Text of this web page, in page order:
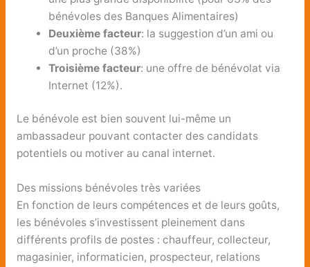
bénévoles des Banques Alimentaires)
Deuxième facteur: la suggestion d’un ami ou
d’un proche (38%)
Troisième facteur: une offre de bénévolat via
Internet (12%).
Le bénévole est bien souvent lui-même un
ambassadeur pouvant contacter des candidats
potentiels ou motiver au canal internet.
Des missions bénévoles très variées
En fonction de leurs compétences et de leurs goûts,
les bénévoles s’investissent pleinement dans
différents profils de postes : chauffeur, collecteur,
magasinier, informaticien, prospecteur, relations